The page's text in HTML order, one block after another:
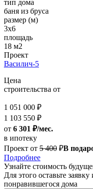
тип дома
баня из бруса
размер (м)
3х6
площадь
18 м2
Проект
Василич-5
Цена
строительства от
1 051 000 ₽
1 103 550 ₽
от 6 301 ₽/мес.
в ипотеку
Проект от 5 400 ₽В
Подробнее
Узнайте стоимость
Для этого оставьте
понравившегося дома